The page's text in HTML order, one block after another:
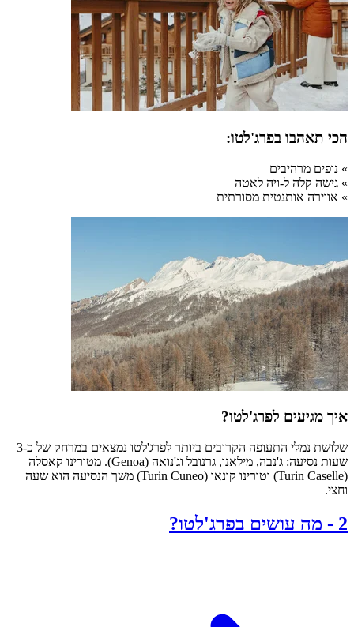
הכי תאהבו בפרג'לטו:
» נופים מרהיבים
» גישה קלה ל-ויה לאטה
» אווירה אותנטית מסורתית
איך מגיעים לפרג'לטו?
שלושת נמלי התעופה הקרובים ביותר לפרג'לטו נמצאים במרחק של כ-3
שעות נסיעה: ג'נבה, מילאנו, גרנובל וג'נואה (Genoa). מטורינו קאסלה
(Turin Caselle) וטורינו קונאו (Turin Cuneo) משך הנסיעה הוא שעה
וחצי.
2
- מה עושים בפרג'לטו?